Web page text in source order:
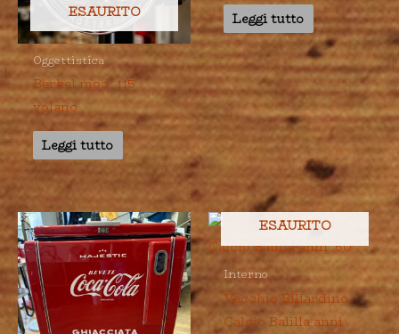
ESAURITO
Oggettistica
Berkel mod. 115
volano
Leggi tutto
Leggi tutto
ESAURITO
Interno
Vecchio Biliardino
Calcio Balilla anni